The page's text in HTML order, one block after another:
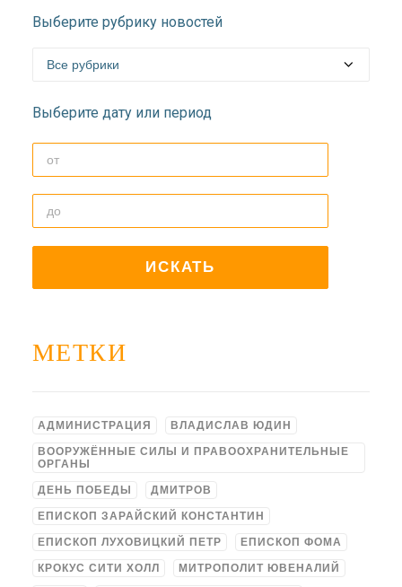
Выберите рубрику новостей
Выберите дату или период
МЕТКИ
АДМИНИСТРАЦИЯ ВЛАДИСЛАВ ЮДИН
ВООРУЖЁННЫЕ СИЛЫ И ПРАВООХРАНИТЕЛЬНЫЕ
ОРГАНЫ
ДЕНЬ ПОБЕДЫ ДМИТРОВ
ЕПИСКОП ЗАРАЙСКИЙ КОНСТАНТИН
ЕПИСКОП ЛУХОВИЦКИЙ ПЕТР ЕПИСКОП ФОМА
КРОКУС СИТИ ХОЛЛ МИТРОПОЛИТ ЮВЕНАЛИЙ